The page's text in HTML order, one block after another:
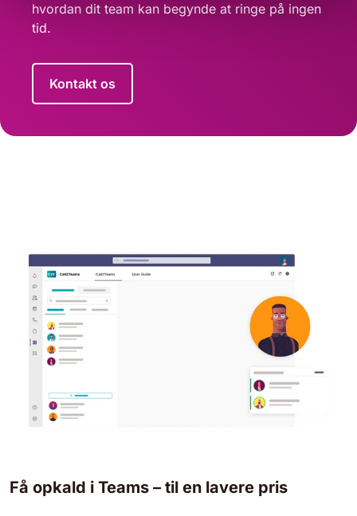
hvordan dit team kan begynde at ringe på ingen
tid.
Kontakt os
Få opkald i Teams – til en lavere pris